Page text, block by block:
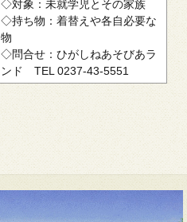
◇対象：未就学児とその家族
◇持ち物：着替えや各自必要な
物
◇問合せ：ひがしねあそびあラ
ンド TEL 0237-43-5551